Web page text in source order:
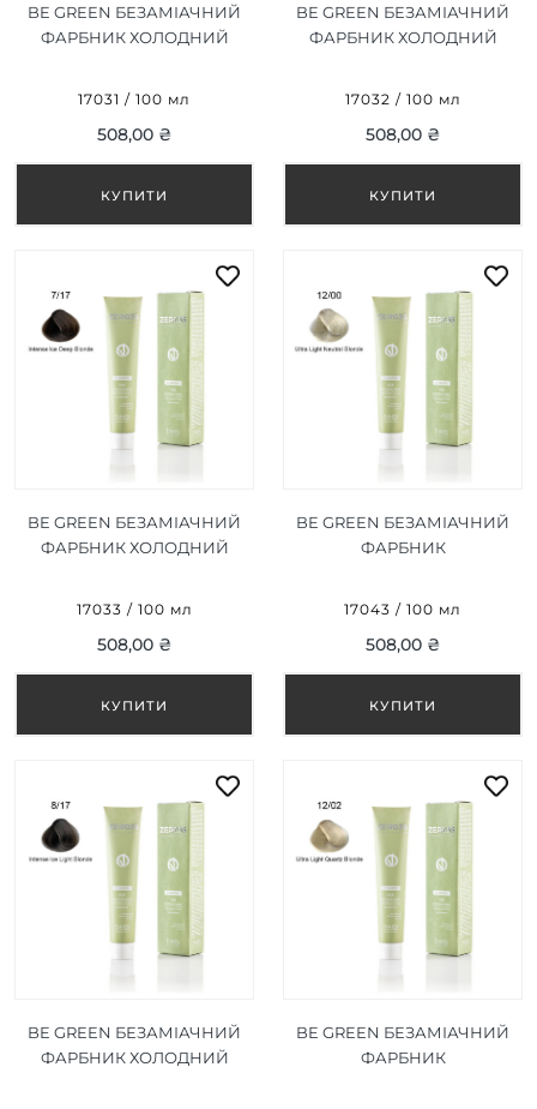
BE GREEN БЕЗАМІАЧНИЙ
ФАРБНИК ХОЛОДНИЙ
17031 / 100 мл
508,00 ₴
BE GREEN БЕЗАМІАЧНИЙ
ФАРБНИК ХОЛОДНИЙ
17032 / 100 мл
508,00 ₴
BE GREEN БЕЗАМІАЧНИЙ
ФАРБНИК ХОЛОДНИЙ
17033 / 100 мл
508,00 ₴
BE GREEN БЕЗАМІАЧНИЙ
ФАРБНИК
17043 / 100 мл
508,00 ₴
BE GREEN БЕЗАМІАЧНИЙ
ФАРБНИК ХОЛОДНИЙ
BE GREEN БЕЗАМІАЧНИЙ
ФАРБНИК